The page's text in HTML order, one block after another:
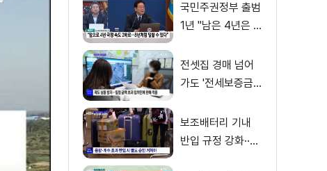
국민주권정부 출범
1년 "남은 4년은 8
전셋집 경매 넘어
가도 '전세보증금'
보조배터리 기내
반입 규정 강화··